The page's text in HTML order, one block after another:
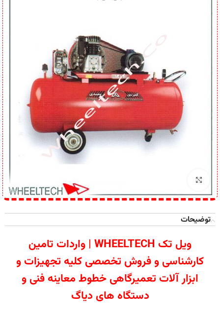
توضیحات
ویل تک WHEELTECH | واردات تامین
کارشناسی و فروش تخصصی کلیه تجهیزات و
ابزار آلات تعمیرگاهی خطوط معاینه فنی و
دستگاه های دیاگ